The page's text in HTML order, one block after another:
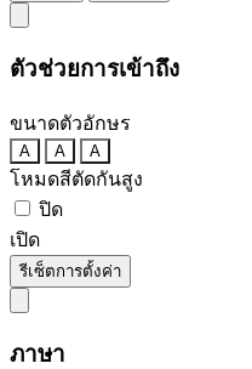
ตัวช่วยการเข้าถึง
ขนาดตัวอักษร
A A A
โหมดสีตัดกันสูง
ปิด
เปิด
รีเซ็ตการตั้งค่า
ภาษา